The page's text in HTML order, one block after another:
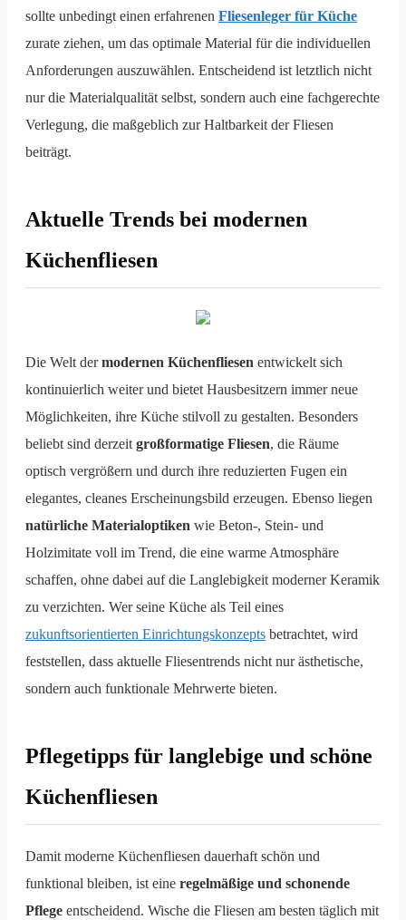
sollte unbedingt einen erfahrenen Fliesenleger für Küche
zurate ziehen, um das optimale Material für die individuellen
Anforderungen auszuwählen. Entscheidend ist letztlich nicht
nur die Materialqualität selbst, sondern auch eine fachgerechte
Verlegung, die maßgeblich zur Haltbarkeit der Fliesen
beiträgt.
Aktuelle Trends bei modernen
Küchenfliesen
Die Welt dermodernen Küchenfliesen entwickelt sich
kontinuierlich weiter und bietet Hausbesitzern immer neue
Möglichkeiten, ihre Küche stilvoll zu gestalten. Besonders
beliebt sind derzeit großformatige Fliesen, die Räume
optisch vergrößern und durch ihre reduzierten Fugen ein
elegantes, cleanes Erscheinungsbild erzeugen. Ebenso liegen
natürliche Materialoptiken wie Beton-, Stein- und
Holzimitate voll im Trend, die eine warme Atmosphäre
schaffen, ohne dabei auf die Langlebigkeit moderner Keramik
zu verzichten. Wer seine Küche als Teil eines
zukunftsorientierten Einrichtungskonzepts betrachtet, wird
feststellen, dass aktuelle Fliesentrends nicht nur ästhetische,
sondern auch funktionale Mehrwerte bieten.
Pflegetipps für langlebige und schöne
Küchenfliesen
Damit moderne Küchenfliesen dauerhaft schön und
funktional bleiben, ist eine regelmäßige und schonende
Pflege entscheidend. Wische die Fliesen am besten täglich mit